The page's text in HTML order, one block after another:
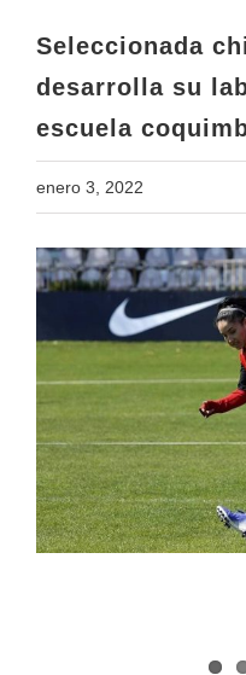
Seleccionada
desarrolla su
escuela
enero 3, 2022
View
Image